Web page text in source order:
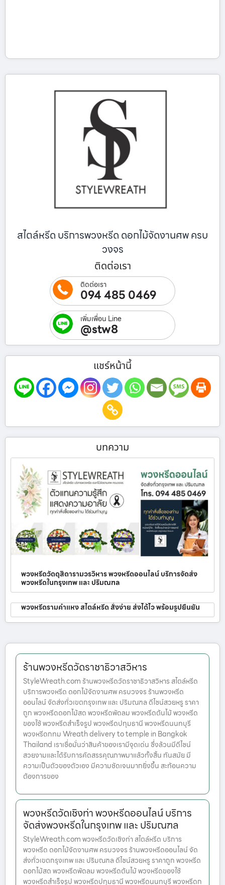
สไตล์หรีด บริการพวงหรีด ดอกไม้จัดงานศพ ครบ
วงจร
ติดต่อเรา
ติดต่อเรา
094 485 0469
เพิ่มเพื่อน Line
@stw8
แชร์หน้านี้
บทความ
พวงหรีดวัดดุสิดารามวรวิหาร พวงหรีดออนไลน์ บริการจัดส่ง
พวงหรีดในกรุงเทพ และ ปริมณฑล
พวงหรีดรามคำแหง สไตล์หรีด สั่งง่าย ส่งได้ไว พร้อมรูปยืนยัน
ร้านพวงหรีดวัดราชาธิวาสวิหาร
StyleWreath.com ร้านพวงหรีดวัดราชาธิวาสวิหาร สไตล์หรีด
บริการพวงหรีด ดอกไม้จัดงานศพ ครบวงจร ร้านพวงหรีด
ออนไลน์ จัดส่งทั่วเขตกรุงเทพ และ ปริมณฑล ดีไซน์สวยหรู ราคา
ถูก พวงหรีดดอกไม้สด พวงหรีดพัดลม พวงหรีดต้นไม้ พวงหรีด
ของใช้ พวงหรีดสำเร็จรูป พวงหรีดปทุมธานี พวงหรีดนนทบุรี
พวงหรีดกทม Wreath delivery to temple in Bangkok
Thailand เราเชื่อมั่นว่าสินค้าของเรามีจุดเด่น ซึ่งล้วนมีดีไซน์
สวยงามและได้รับการคัดสรรคุณภาพมาแล้วทั้งสิ้น ทันสมัย มี
ความเป็นตัวของตัวเอง มีความชัดเจนมากยิ่งขึ้น สะท้อนความ
ต้องการของ
พวงหรีดวัดเชิงท่า พวงหรีดออนไลน์ บริการ
จัดส่งพวงหรีดในกรุงเทพ และ ปริมณฑล
StyleWreath.com พวงหรีดวัดเชิงท่า สไตล์หรีด บริการ
พวงหรีด ดอกไม้จัดงานศพ ครบวงจร ร้านพวงหรีดออนไลน์ จัด
ส่งทั่วเขตกรุงเทพ และ ปริมณฑล ดีไซน์สวยหรู ราคาถูก พวงหรีด
ดอกไม้สด พวงหรีดพัดลม พวงหรีดต้นไม้ พวงหรีดของใช้
พวงหรีดสำเร็จรูป พวงหรีดปทุมธานี พวงหรีดนนทบุรี พวงหรีดก